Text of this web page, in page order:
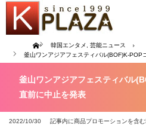
Home 韓国エンタメ
芸能ニュース
釜山ワンアジアフェスティバル(BOF)K-POP
釜山ワンアジアフェスティバル
直前に中止を発表
2022/10/30 記事内に商品プロモーションを含